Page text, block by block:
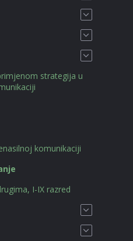
strategija u
komunikaciji
I-IX razred